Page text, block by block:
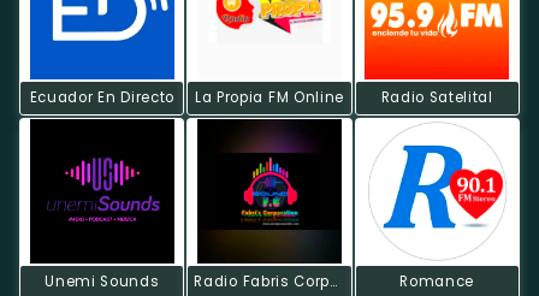
Ecuador En Directo La Propia FM Online Radio Satelital
Unemi Sounds Radio Fabris Corporation Romance